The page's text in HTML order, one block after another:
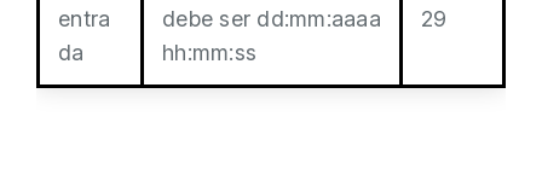
entra
da
debe ser dd:mm:aaaa
hh:mm:ss
29